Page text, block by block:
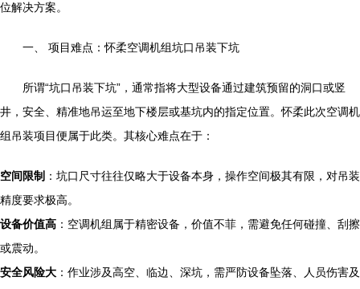
位解决方案。
一、 项目难点：怀柔空调机组坑口吊装下坑
所谓“坑口吊装下坑”，通常指将大型设备通过建筑预留的洞口或竖
井，安全、精准地吊运至地下楼层或基坑内的指定位置。怀柔此次空调机
组吊装项目便属于此类。其核心难点在于：
空间限制 ：坑口尺寸往往仅略大于设备本身，操作空间极其有限，对吊装
精度要求极高。
设备价值高 ：空调机组属于精密设备，价值不菲，需避免任何碰撞、刮擦
或震动。
安全风险大 ：作业涉及高空、临边、深坑，需严防设备坠落、人员伤害及